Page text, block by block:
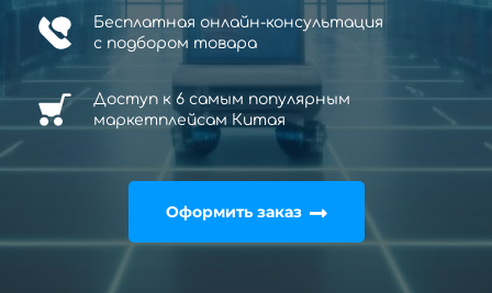
Бесплатная онлайн-консультация
с подбором товара
Доступ к 6 самым популярным
маркетплейсам Китая
Оформить заказ